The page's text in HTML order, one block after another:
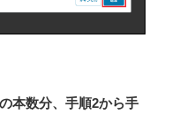
本数分、手順2から手